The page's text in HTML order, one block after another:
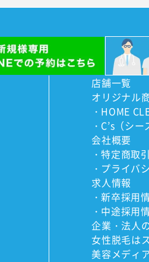
店舗一覧
オリジナル
HOME
C’s（シー
会社概要
特定商取
プライバ
求人情報
新卒採用
中途採用
企業・法人
女性脱毛は
美容メディ